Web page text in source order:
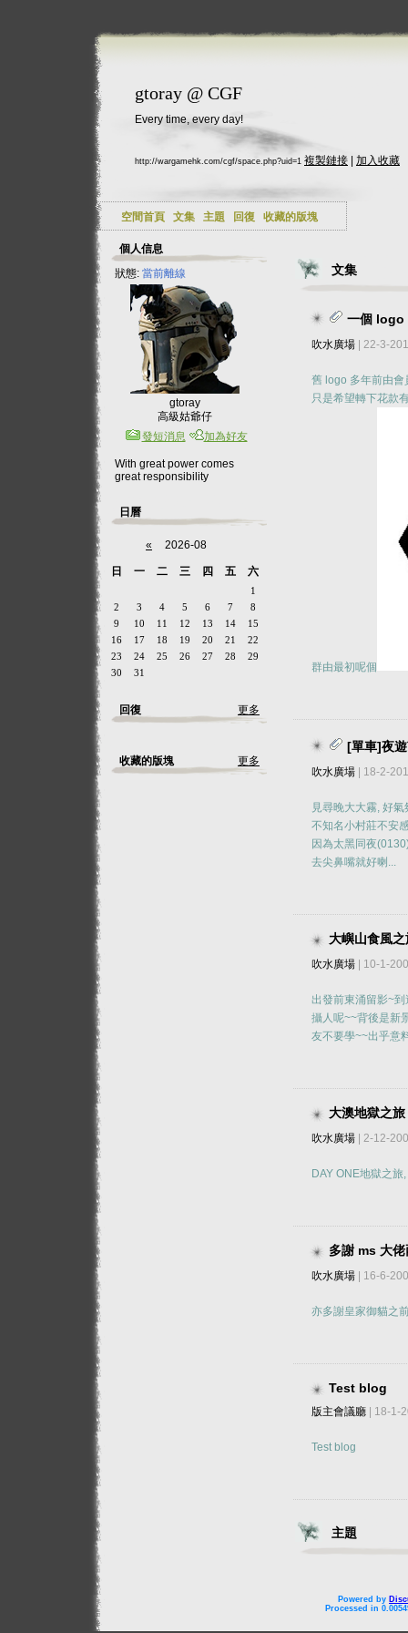
gtoray @ CGF
Every time, every day!
http://wargamehk.com/cgf/space.php?uid=1 複製鏈接 加入收藏
空間首頁 文集 主題 回復 收藏的版塊
個人信息
狀態: 當前離線
gtoray
高級姑爺仔
發短消息
加為好友
With great power comes
great responsibility
日曆
« 2026-08
日 一 二 三 四 五 六
1
2
3 4 5 6 7
8
9
10 11 12 13 14
15
16
17 18 19 20 21
22
23
24 25 26 27 28
29
30
31
回復 更多
收藏的版塊 更多
文集
一個 logo
吹水廣場 | 22-3-
舊 logo 多年前由
只是希望轉下花款
群由最初呢個
[單車]夜
吹水廣場 | 18-2-
見尋晚大大霧, 好
不知名小村莊不安
因為太黑同夜
去尖鼻嘴就好喇...
大嶼山食風之
吹水廣場 | 10-1-
出發前東涌留影~
攝人呢~~背後是新
友不要學~~出乎意
大澳地獄之旅
吹水廣場 | 2-12-
DAY ONE地獄之旅
多謝 ms 大
吹水廣場 | 16-6-
亦多謝皇家御貓之
Test blog
版主會議廳 | 18-1-
Test blog
主題
Powered by
Processed in